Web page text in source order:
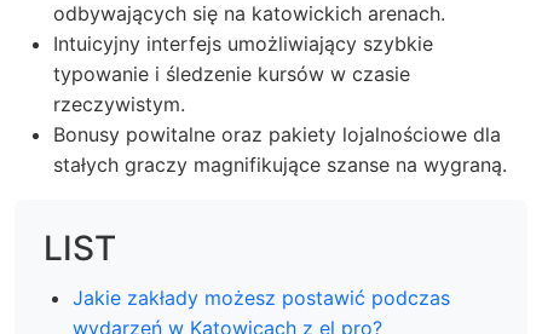
odbywających się na katowickich arenach.
Intuicyjny interfejs umożliwiający szybkie
typowanie i śledzenie kursów w czasie
rzeczywistym.
Bonusy powitalne oraz pakiety lojalnościowe dla
stałych graczy magnifikujące szanse na wygraną.
LIST
Jakie zakłady możesz postawić podczas
wydarzeń w Katowicach z el pro?